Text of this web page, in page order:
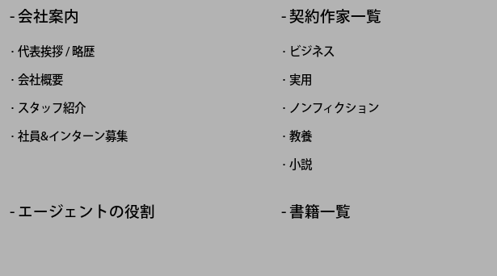
会社案内
代表挨拶 / 略歴
会社概要
スタッフ紹介
社員&インターン募集
契約作家一覧
ビジネス
実用
ノンフィクション
教養
小説
エージェントの役割 書籍一覧